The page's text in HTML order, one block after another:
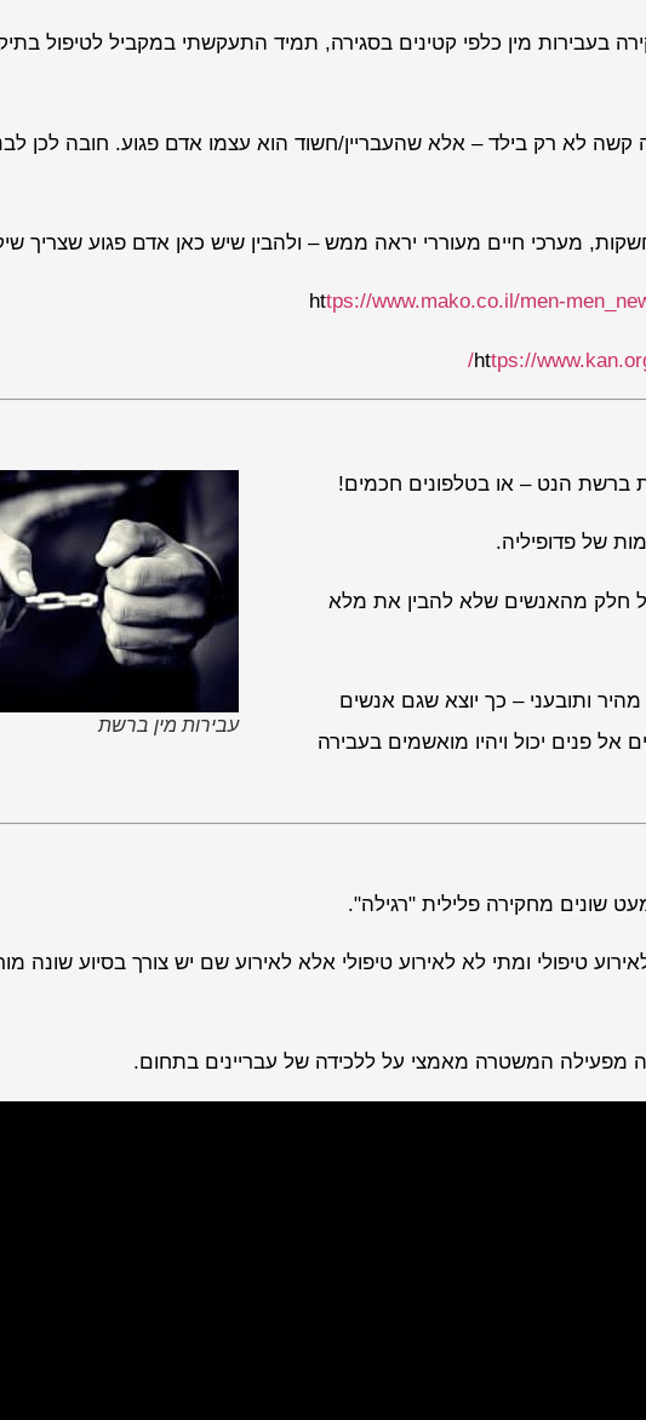
בעבירות מין כלפי קטינים בסגירה, תמיד התעקשתי במקביל לטיפול
קשה לא רק בילד – אלא שהעבריין/חשוד הוא עצמו אדם פגוע. חובה לכן
מערכי חיים מעוררי יראה ממש – ולהבין שיש כאן אדם פגוע שצריך
https://www.mako.co.il/men-
https://
עבירות מין ברשת
ברשת הנט – או בטלפונים חכמים!
של פדופיליה.
חלק מהאנשים שלא להבין את מלא
ותובעני – כך יוצא שגם אנשים
פנים יכול ויהיו מואשמים בעבירה
שונים מחקירה פלילית "רגילה".
טיפולי ומתי לא לאירוע טיפולי אלא לאירוע שם יש צורך בסיוע שונה
מפעילה המשטרה מאמצי על ללכידה של עבריינים בתחום.